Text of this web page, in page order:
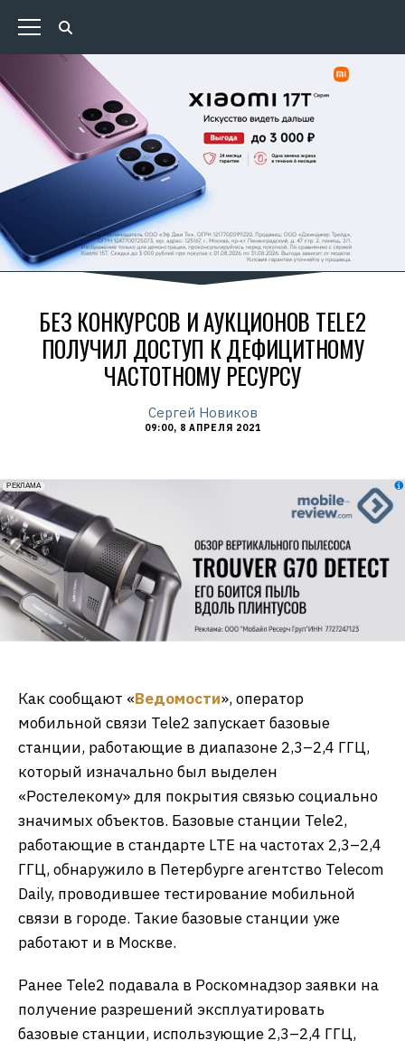
БЕЗ КОНКУРСОВ И АУКЦИОНОВ TELE2
ПОЛУЧИЛ ДОСТУП К ДЕФИЦИТНОМУ
ЧАСТОТНОМУ РЕСУРСУ
Сергей Новиков
09:00, 8 АПРЕЛЯ 2021
erid: 2VfnxxmNzs5
РЕКЛАМА
Как сообщают «Ведомости», оператор
мобильной связи Tele2 запускает базовые
станции, работающие в диапазоне 2,3–2,4 ГГЦ,
который изначально был выделен
«Ростелекому» для покрытия связью социально
значимых объектов. Базовые станции Tele2,
работающие в стандарте LTE на частотах 2,3–2,4
ГГЦ, обнаружило в Петербурге агентство Telecom
Daily, проводившее тестирование мобильной
связи в городе. Такие базовые станции уже
работают и в Москве.
Ранее Tele2 подавала в Роскомнадзор заявки на
получение разрешений эксплуатировать
базовые станции, использующие 2,3–2,4 ГГЦ,